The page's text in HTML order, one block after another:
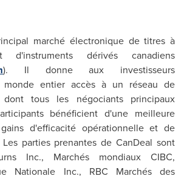
marché électronique de titres à
dérivés canadiens
). Il donne aux investisseurs
monde entier accès à un réseau de
dont tous les négociants principaux
bénéficient d'une meilleure
d'efficacité opérationnelle et de
parties prenantes de CanDeal sont
Inc., Marchés mondiaux CIBC,
Nationale Inc., RBC Marchés des